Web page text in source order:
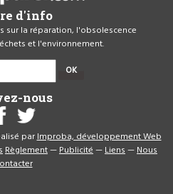
d'info
sur la réparation, l'obsolescence
et l'environnement.
OK
nous
parImproba, développement Web
Règlement—Publicité—Liens—Nous